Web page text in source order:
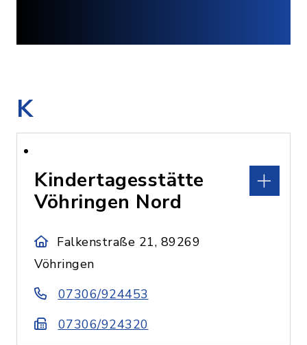
K
Kindertagesstätte
Vöhringen Nord
Falkenstraße 21, 89269
Vöhringen
07306/924453
07306/924320